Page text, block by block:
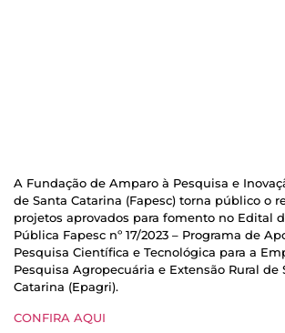
A Fundação de Amparo à Pesquisa e
de Santa Catarina (Fapesc) torna público o
projetos aprovados para fomento no Edital
Pública Fapesc nº 17/2023 – Programa de
Pesquisa Científica e Tecnológica para a
Pesquisa Agropecuária e Extensão Rural de
Catarina (Epagri).
CONFIRA AQUI